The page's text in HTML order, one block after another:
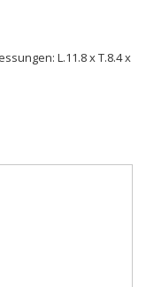
L.11.8 x T.8.4 x